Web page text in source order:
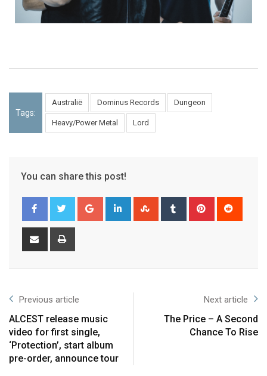
Tags:
Australië Dominus Records Dungeon
Heavy/Power Metal Lord
You can share this post!
Previous article
ALCEST release music
video for first single,
‘Protection’, start album
pre-order, announce tour
Next article
The Price – A Second
Chance To Rise